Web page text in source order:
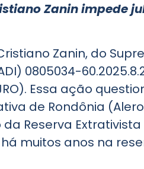
Zanin impede
Zanin, do
0805034-
Essa ação
de Rondônia
Reserva
muitos anos na